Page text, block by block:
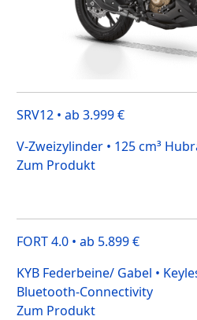
SRV12 • ab 3.999 €
V-Zweizylinder • 125 cm³
Zum Produkt
FORT 4.0 • ab 5.899 €
KYB Federbeine/ Gabel •
Bluetooth-Connectivity
Zum Produkt